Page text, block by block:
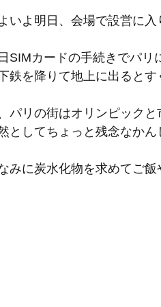
いよ明日、会場で設営に入
SIMカードの手続きでパリ
鉄を降りて地上に出るとす
パリの街はオリンピック
としてちょっと残念なかん
みに炭水化物を求めてご飯